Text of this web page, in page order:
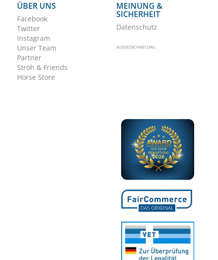
ÜBER UNS
Facebook
Twitter
Instagram
Unser Team
Partner
Ströh & Friends
Horse Store
MEINUNG &
SICHERHEIT
Datenschutz
AUSGEZEICHNET.ORG